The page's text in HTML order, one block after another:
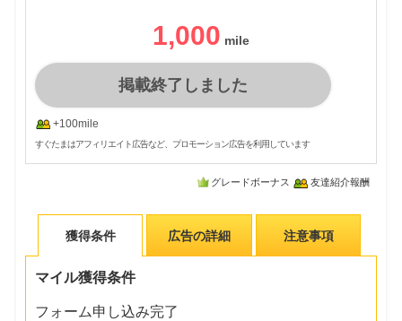
1,000
掲載終了しました
+100mile
すぐたまはアフィリエイト広告など、プロモーション広告を利用しています
グレードボーナス 友達紹介報酬
獲得条件 広告の詳細 注意事項
マイル獲得条件
フォーム申し込み完了